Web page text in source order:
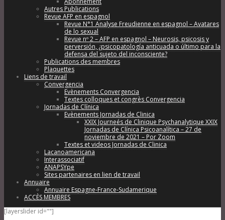
Autres Publications
Revue AFP en espagnol
Revue N°1 Analyse Freudienne en espagnol – Avatares
de lo sexual
Revue nº 2 – AFP en espagnol – Neurosis, psicosis y
perversión, ¿psicopatología anticuada o último para la
defensa del sujeto del inconsciente?
Publications des membres
Plaquettes
Liens de travail
Convergencia
Evènements Convergencia
Textes colloques et congrès Convergencia
Jornadas de Clínica
Evènements Jornadas de Clinica
XXIX Journeés de Clinique Psychanalytique XXIX
Jornadas de Clínica Psicoanalítica – 27 de
noviembre de 2021 – Por Zoom
Textes et videos Jornadas de Clinica
Lacanoamericana
Interassociatif
ANAPSYpe
Sites partenaires en lien de travail
Annuaire
Annuaire Espagne-France-Sudamerique
ACCÈS MEMBRES
[layerslider id=""]